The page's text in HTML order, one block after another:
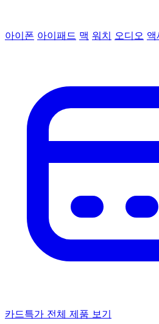
아이폰 아이패드 맥 워치 오디오 액
카드특가 전체 제품 보기